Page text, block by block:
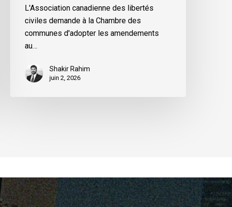
L'Association canadienne des libertés
civiles demande à la Chambre des
communes d'adopter les amendements
au…
Shakir Rahim
juin 2, 2026